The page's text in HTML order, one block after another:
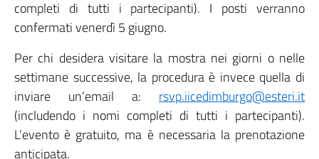
completi di tutti i partecipanti). I posti verranno
confermati venerdì 5 giugno.
Per chi desidera visitare la mostra nei giorni o nelle
settimane successive, la procedura è invece quella di
inviare un’email a: rsvp.iicedimburgo@esteri.it
(includendo i nomi completi di tutti i partecipanti).
L’evento è gratuito, ma è necessaria la prenotazione
anticipata.